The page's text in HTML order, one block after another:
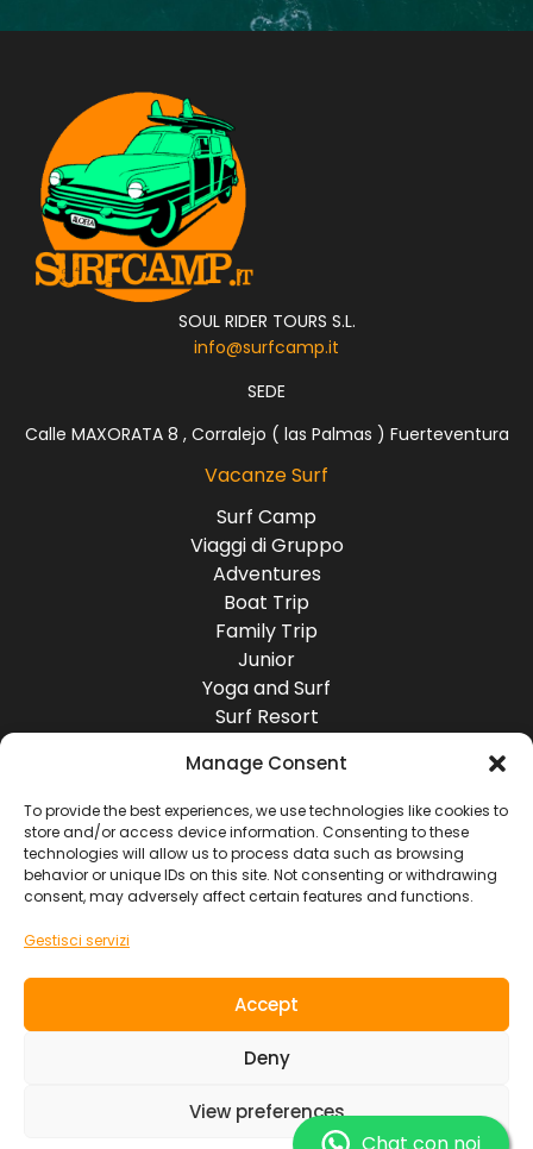
Manage Consent
To provide the best experiences, we use technologies like cookies to
store and/or access device information. Consenting to these
technologies will allow us to process data such as browsing
behavior or unique IDs on this site. Not consenting or withdrawing
consent, may adversely affect certain features and functions.
Gestisci servizi
Accept
Deny
View preferences
SOUL RIDER TOURS S.L.
info@surfcamp.it
SEDE
Calle MAXORATA 8 , Corralejo ( las Palmas ) Fuerteventura
Vacanze Surf
Surf Camp
Viaggi di Gruppo
Adventures
Boat Trip
Family Trip
Junior
Yoga and Surf
Surf Resort
Destinazioni
Europa
America
Asia
Africa
Contatti
Informazioni Legali
SOUL RIDER TOURS S.L. ~ NIF. B7619103